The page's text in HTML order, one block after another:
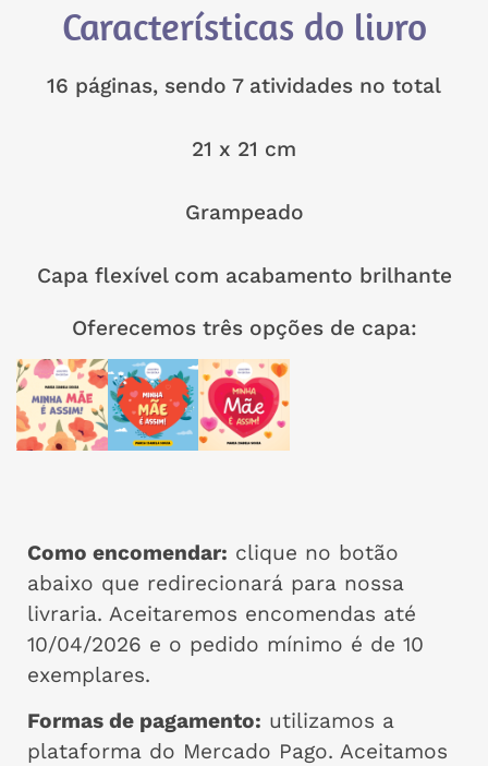
Características do livro
16 páginas, sendo 7 atividades no total
21 x 21 cm
Grampeado
Capa flexível com acabamento brilhante
Oferecemos três opções de capa:
Como encomendar: clique no botão
abaixo que redirecionará para nossa
livraria. Aceitaremos encomendas até
10/04/2026 e o pedido mínimo é de 10
exemplares.
Formas de pagamento: utilizamos a
plataforma do Mercado Pago. Aceitamos